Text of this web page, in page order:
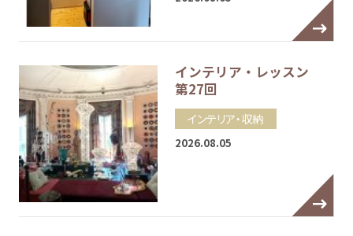
インテリア・レッスン
第27回
インテリア・収納
2026.08.05